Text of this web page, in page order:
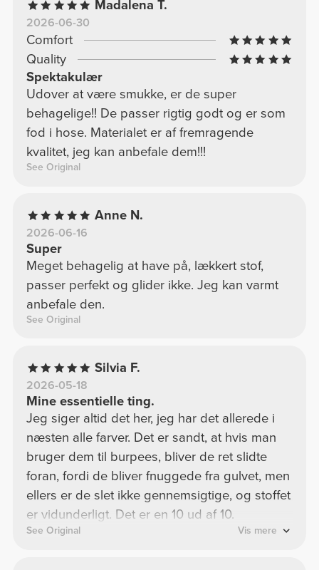
Madalena T.
2026-06-30
Comfort
Quality
Spektakulær
Udover at være smukke, er de super
behagelige!! De passer rigtig godt og er som
fod i hose. Materialet er af fremragende
kvalitet, jeg kan anbefale dem!!!
See Original
Anne N.
2026-06-16
Super
Meget behagelig at have på, lækkert stof,
passer perfekt og glider ikke. Jeg kan varmt
anbefale den.
See Original
Silvia F.
2026-05-18
Mine essentielle ting.
Jeg siger altid det her, jeg har det allerede i
næsten alle farver. Det er sandt, at hvis man
bruger dem til burpees, bliver de ret slidte
foran, fordi de bliver fnuggede fra gulvet, men
ellers er de slet ikke gennemsigtige, og stoffet
er vidunderligt. Det er en 10 ud af 10.
See Original Vis mere